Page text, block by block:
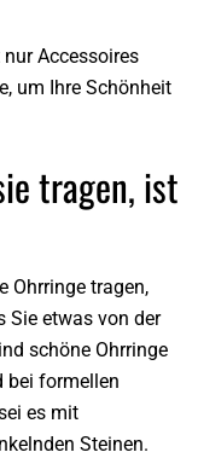
Accessoires
um Ihre Schönheit
tragen, ist
Ohrringe tragen,
Sie etwas von der
schöne Ohrringe
bei formellen
es mit
Steinen.